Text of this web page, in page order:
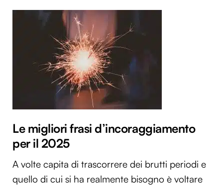
Le migliori frasi d’incoraggiamento
per il 2025
A volte capita di trascorrere dei brutti periodi e
quello di cui si ha realmente bisogno è voltare